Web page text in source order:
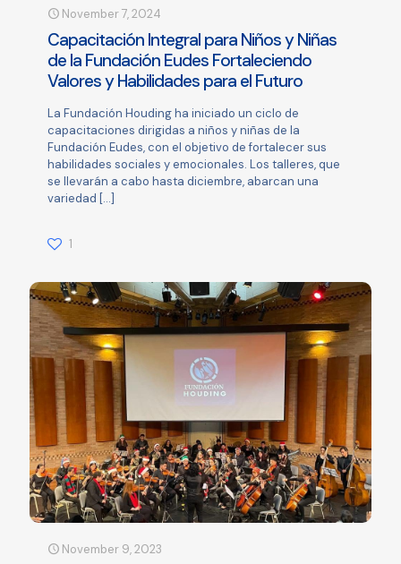
November 7, 2024
Capacitación Integral para Niños y Niñas
de la Fundación Eudes Fortaleciendo
Valores y Habilidades para el Futuro
La Fundación Houding ha iniciado un ciclo de
capacitaciones dirigidas a niños y niñas de la
Fundación Eudes, con el objetivo de fortalecer sus
habilidades sociales y emocionales. Los talleres, que
se llevarán a cabo hasta diciembre, abarcan una
variedad […]
1
November 9, 2023